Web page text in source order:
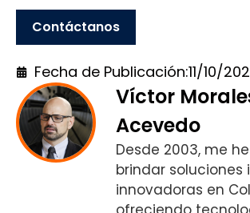
Contáctanos
Fecha de Publicación:11/10/
Víctor
Acevedo
Desde 2003, me
brindar soluciones
innovadoras en